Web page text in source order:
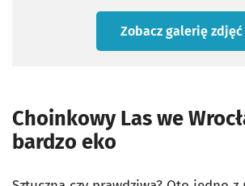
Zobacz galerię zdjęć
Choinkowy Las we
bardzo eko